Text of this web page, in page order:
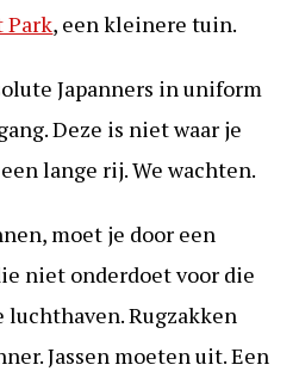
Park, een kleinere tuin.
Japanners in uniform
Deze is niet waar je
lange rij. We wachten.
moet je door een
niet onderdoet voor die
Rugzakken
Jassen moeten uit. Een